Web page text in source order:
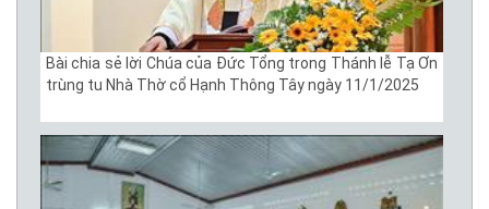
Bài chia sẻ lời Chúa của Đức Tổng trong Thánh lễ Tạ Ơn
trùng tu Nhà Thờ cổ Hạnh Thông Tây ngày 11/1/2025